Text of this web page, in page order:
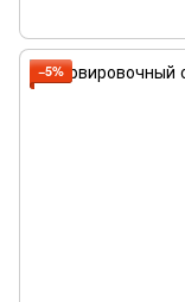
−5%